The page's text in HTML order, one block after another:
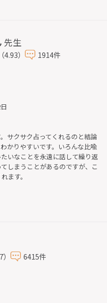
先生
4.93） 1914件
サクサク占ってくれるのと結論
かりやすいです。いろんな比喩
いなことを永遠に話して繰り返
しまうことがあるのですが、こ
ます。
6415件